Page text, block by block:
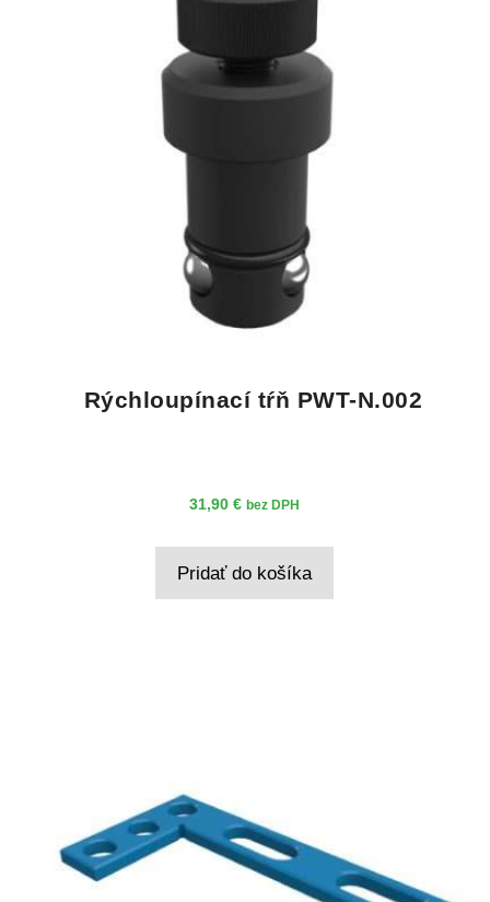
Rýchloupínací tŕň PWT-N.002
31,90€ bez DPH
Pridať do košíka